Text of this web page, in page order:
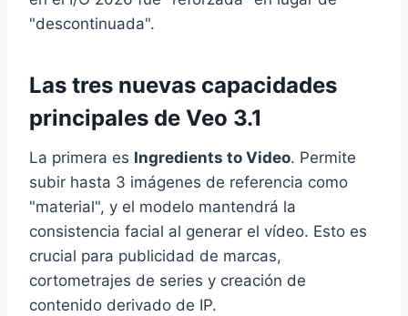
"descontinuada".
Las tres nuevas capacidades
principales de Veo 3.1
La primera es Ingredients to Video. Permite
subir hasta 3 imágenes de referencia como
"material", y el modelo mantendrá la
consistencia facial al generar el vídeo. Esto es
crucial para publicidad de marcas,
cortometrajes de series y creación de
contenido derivado de IP.